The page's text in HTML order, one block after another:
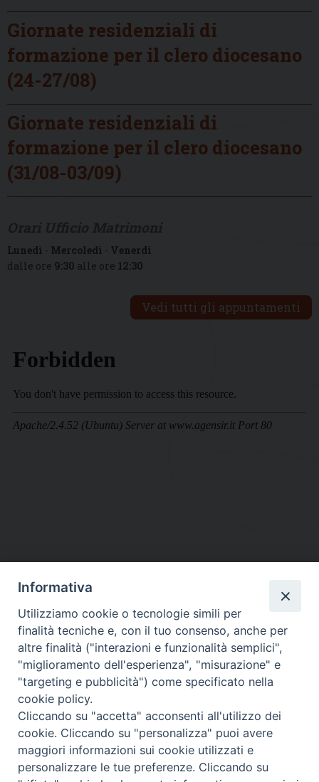
Giornate residenziali di
formazione per il clero diocesano
(24-27/08)
Giornate residenziali di
formazione per il clero diocesano
(31/08-03/09)
Lunedì - Mercoledì - Venerdì
dalle ore 9:30 alle ore 12:30
Vedi tutti gli appuntamenti
DIOCESI SUBURBICARIA DI ALBANO
Contatti:Tel.: 06.93268401 - Fax.: 06.9323844
E-mail:curia@diocesidialbano.it
Orari: dal Lunedì al Venerdì Ore: 9:00 - 13:00
Lunedì, Mercoledì e Venerdì, Ore 9:30 - 12:30
Informativa
Utilizziamo cookie o tecnologie simili per
finalità tecniche e, con il tuo consenso, anche per
altre finalità ("interazioni e funzionalità semplici",
"miglioramento dell'esperienza", "misurazione" e
"targeting e pubblicità") come specificato nella
cookie policy.
Cliccando su "accetta" acconsenti all'utilizzo dei
cookie. Cliccando su "personalizza" puoi avere
maggiori informazioni sui cookie utilizzati e
personalizzare le tue preferenze. Cliccando su